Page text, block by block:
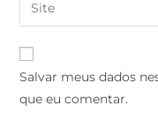
Salvar meus dados
que eu comentar.